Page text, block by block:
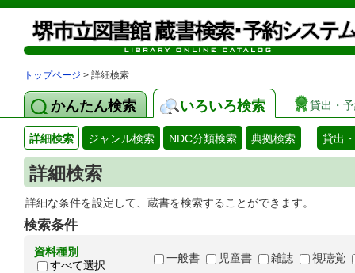
トップページ > 詳細検索
かんたん検索 いろいろ検索 貸出・
詳細検索 ジャンル検索 NDC分類検索 典拠検索 貸出
詳細検索
詳細な条件を設定して、蔵書を検索することができます。
検索条件
資料種別
すべて選択
一般書 児童書 雑誌 視聴覚